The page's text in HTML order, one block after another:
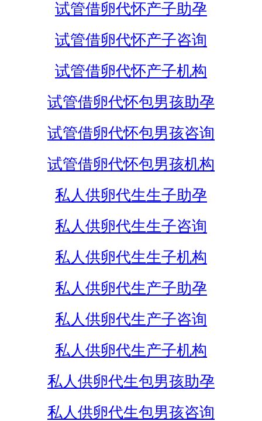
试管借卵代怀产子助孕
试管借卵代怀产子咨询
试管借卵代怀产子机构
试管借卵代怀包男孩助孕
试管借卵代怀包男孩咨询
试管借卵代怀包男孩机构
私人供卵代生生子助孕
私人供卵代生生子咨询
私人供卵代生生子机构
私人供卵代生产子助孕
私人供卵代生产子咨询
私人供卵代生产子机构
私人供卵代生包男孩助孕
私人供卵代生包男孩咨询